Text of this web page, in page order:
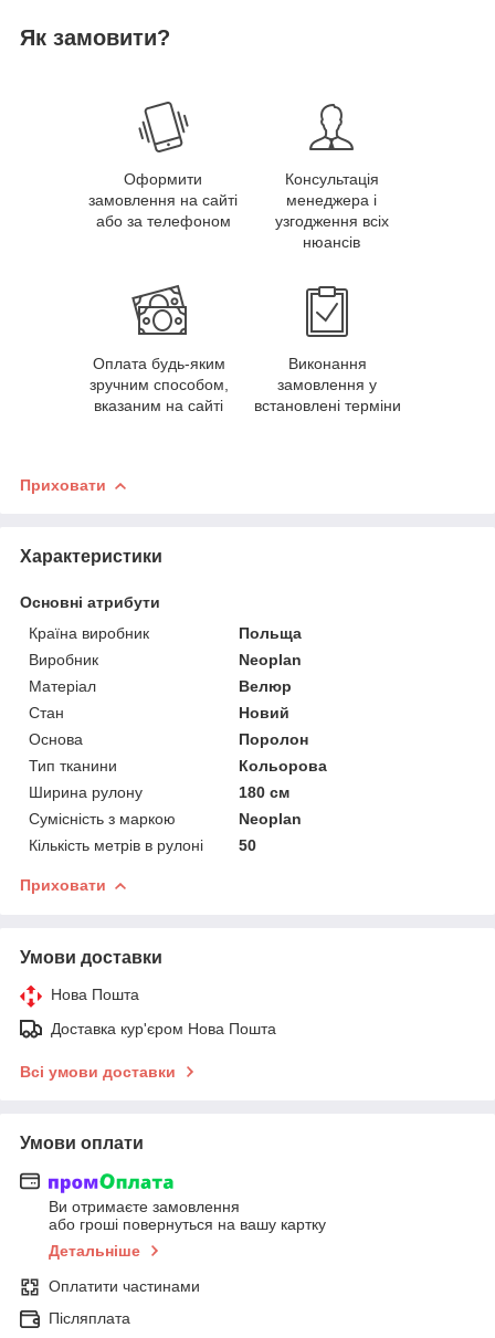
Як замовити?
Оформити
замовлення на сайті
або за телефоном
Консультація
менеджера і
узгодження всіх
нюансів
Оплата будь-яким
зручним способом,
вказаним на сайті
Виконання
замовлення у
встановлені терміни
Приховати
Характеристики
Основні атрибути
Країна виробник
Польща
Виробник
Neoplan
Матеріал
Велюр
Стан
Новий
Основа
Поролон
Тип тканини
Кольорова
Ширина рулону
180 см
Сумісність з маркою
Neoplan
Кількість метрів в рулоні
50
Приховати
Умови доставки
Нова Пошта
Доставка кур'єром Нова Пошта
Всі умови доставки
Умови оплати
Ви отримаєте замовлення
або гроші повернуться на вашу картку
Детальніше
Оплатити частинами
Післяплата